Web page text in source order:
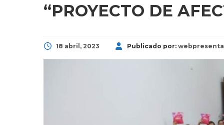
“PROYECTO DE
18 abril, 2023 Publicado por: